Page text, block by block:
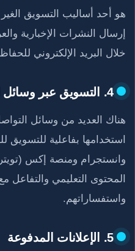
هو أحد أساليب التسويق
إرسال النشرات الإخبارية
خلال البريد الإلكتروني
4. التسويق عبر وسائل التواصل الاجتماعي
هناك العديد من وسائل
استخدامها بفاعلية للتسويق
وانستجرام ومنصة إكس
المحتوى التعليمي والتفاعل
واستفساراتهم.
5. الإعلانات المدفوعة